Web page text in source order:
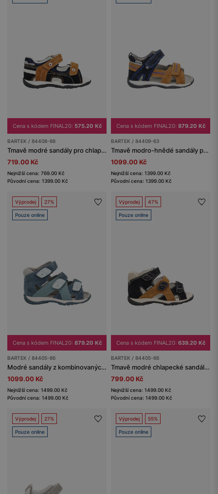
Cena s kódem FINAL20: 575.20 Kč
BARTEK / 84408-66
Tmavě modré sandály pro chlapce s hnědými detaily BARTEK 84408-66
719.00 Kč
Nejnižší cena: 769.00 Kč
Původní cena: 1399.00 Kč
Cena s kódem FINAL20: 879.20 Kč
BARTEK / 84409-63
Tmavě modro-hnědé sandály pro chlapce BARTEK 84409-63
1099.00 Kč
Nejnižší cena: 1399.00 Kč
Původní cena: 1399.00 Kč
Výprodej 27%
Pouze online
Cena s kódem FINAL20: 879.20 Kč
BARTEK / 84405-86
Modré sandály z kombinovaných kůží BARTEK 84405-86
1099.00 Kč
Nejnižší cena: 1499.00 Kč
Původní cena: 1499.00 Kč
Výprodej 47%
Pouze online
Cena s kódem FINAL20: 639.20 Kč
BARTEK / 84405-66
Tmavě modré chlapecké sandály s hnědou vložkou BARTEK 84405-66
799.00 Kč
Nejnižší cena: 1499.00 Kč
Původní cena: 1499.00 Kč
Výprodej 27%
Pouze online
Výprodej 55%
Pouze online